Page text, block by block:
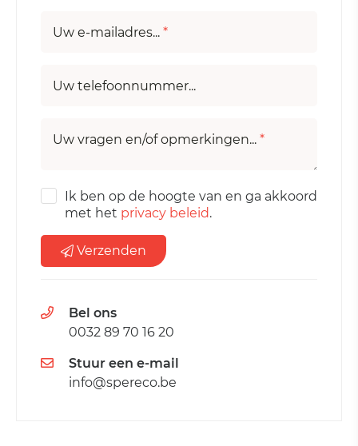
Uw e-mailadres... *
Uw telefoonnummer...
Uw vragen en/of opmerkingen... *
Ik ben op de hoogte van en ga akkoord
met het privacy beleid.
Verzenden
Bel ons
0032 89 70 16 20
Stuur een e-mail
info@spereco.be